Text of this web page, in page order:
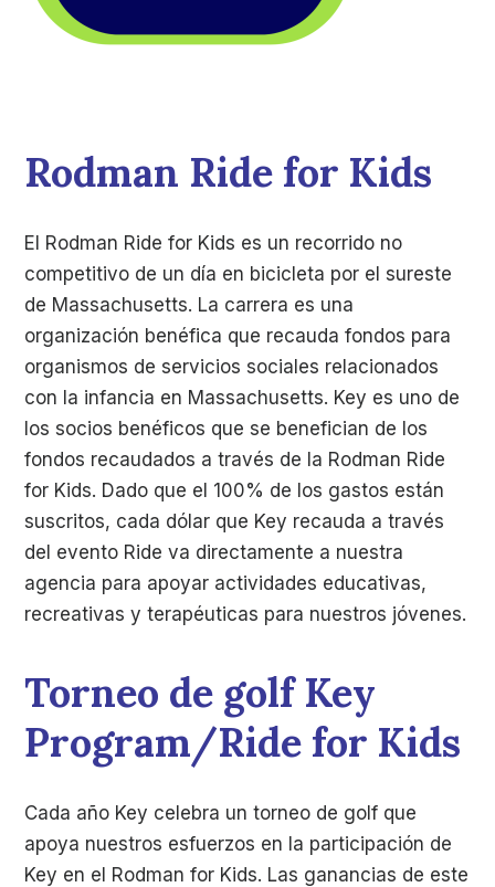
Rodman Ride for Kids
El Rodman Ride for Kids es un recorrido no
competitivo de un día en bicicleta por el sureste
de Massachusetts. La carrera es una
organización benéfica que recauda fondos para
organismos de servicios sociales relacionados
con la infancia en Massachusetts. Key es uno de
los socios benéficos que se benefician de los
fondos recaudados a través de la Rodman Ride
for Kids. Dado que el 100% de los gastos están
suscritos, cada dólar que Key recauda a través
del evento Ride va directamente a nuestra
agencia para apoyar actividades educativas,
recreativas y terapéuticas para nuestros jóvenes.
Torneo de golf Key
Program/Ride for Kids
Cada año Key celebra un torneo de golf que
apoya nuestros esfuerzos en la participación de
Key en el Rodman for Kids. Las ganancias de este